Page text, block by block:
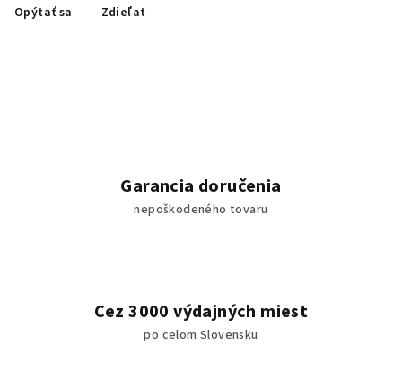
Opýtať sa Zdieľať
Garancia doručenia
nepoškodeného tovaru
Cez 3000 výdajných miest
po celom Slovensku